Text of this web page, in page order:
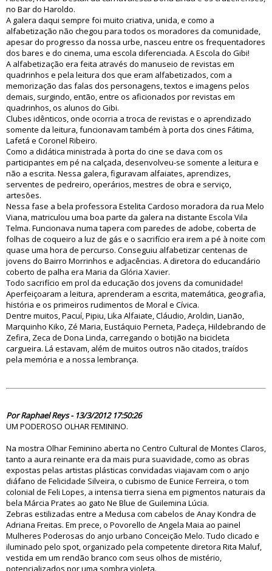
no Bar do Haroldo.
A galera daqui sempre foi muito criativa, unida, e como a
alfabetização não chegou para todos os moradores da comunidade,
apesar do progresso da nossa urbe, nasceu entre os frequentadores
dos bares e do cinema, uma escola diferenciada. A Escola do Gibi!
A alfabetização era feita através do manuseio de revistas em
quadrinhos e pela leitura dos que eram alfabetizados, com a
memorização das falas dos personagens, textos e imagens pelos
demais, surgindo, então, entre os aficionados por revistas em
quadrinhos, os alunos do Gibi.
Clubes idênticos, onde ocorria a troca de revistas e o aprendizado
somente da leitura, funcionavam também à porta dos cines Fátima,
Lafetá e Coronel Ribeiro.
Como a didática ministrada à porta do cine se dava com os
participantes em pé na calçada, desenvolveu-se somente a leitura e
não a escrita. Nessa galera, figuravam alfaiates, aprendizes,
serventes de pedreiro, operários, mestres de obra e serviço,
artesões.
Nessa fase a bela professora Estelita Cardoso moradora da rua Melo
Viana, matriculou uma boa parte da galera na distante Escola Vila
Telma. Funcionava numa tapera com paredes de adobe, coberta de
folhas de coqueiro a luz de gás e o sacrifício era irem a pé à noite com
quase uma hora de percurso. Conseguiu alfabetizar centenas de
jovens do Bairro Morrinhos e adjacências. A diretora do educandário
coberto de palha era Maria da Glória Xavier.
Todo sacrifício em prol da educação dos jovens da comunidade!
Aperfeiçoaram a leitura, aprenderam a escrita, matemática, geografia,
história e os primeiros rudimentos de Moral e Cívica.
Dentre muitos, Pacuí, Pipiu, Lika Alfaiate, Cláudio, Aroldin, Lianão,
Marquinho Kiko, Zé Maria, Eustáquio Perneta, Padeça, Hildebrando de
Zefira, Zeca de Dona Linda, carregando o botijão na bicicleta
cargueira. Lá estavam, além de muitos outros não citados, traídos
pela memória e a nossa lembrança.
Por Raphael Reys - 13/3/2012 17:50:26
UM PODEROSO OLHAR FEMININO.
Na mostra Olhar Feminino aberta no Centro Cultural de Montes Claros,
tanto a aura reinante era da mais pura suavidade, como as obras
expostas pelas artistas plásticas convidadas viajavam com o anjo
diáfano de Felicidade Silveira, o cubismo de Eunice Ferreira, o tom
colonial de Feli Lopes, a intensa tierra siena em pigmentos naturais da
bela Márcia Prates ao gato Ne Blue de Guilemina Lúcia.
Zebras estilizadas entre a Medusa com cabelos de Anay Kondra de
Adriana Freitas. Em prece, o Povorello de Angela Maia ao painel
Mulheres Poderosas do anjo urbano Conceição Melo. Tudo clicado e
iluminado pelo spot, organizado pela competente diretora Rita Maluf,
vestida em um rendão branco com seus olhos de mistério,
potencializados por uma sombra violeta.